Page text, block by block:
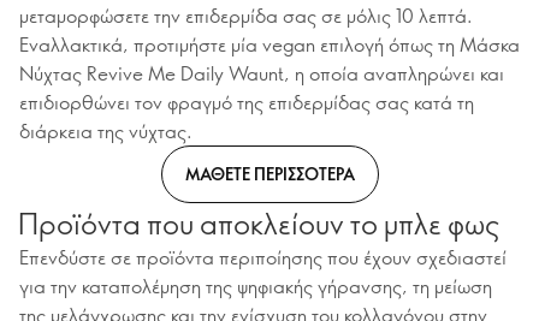
μεταμορφώσετε την επιδερμίδα σας σε μόλις 10 λεπτά.
Εναλλακτικά, προτιμήστε μία vegan επιλογή όπως τη Μάσκα
Νύχτας Revive Me Daily Waunt, η οποία αναπληρώνει και
επιδιορθώνει τον φραγμό της επιδερμίδας σας κατά τη
διάρκεια της νύχτας.
ΜΑΘΕΤΕ ΠΕΡΙΣΣΟΤΕΡΑ
Προϊόντα που αποκλείουν το μπλε φως
Επενδύστε σε προϊόντα περιποίησης που έχουν σχεδιαστεί
για την καταπολέμηση της ψηφιακής γήρανσης, τη μείωση
της μελάγχρωσης και την ενίσχυση του κολλαγόνου στην